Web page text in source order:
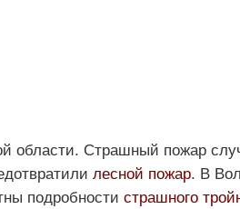
области. Страшный пожар
лесной пожар. В
подробности страшного